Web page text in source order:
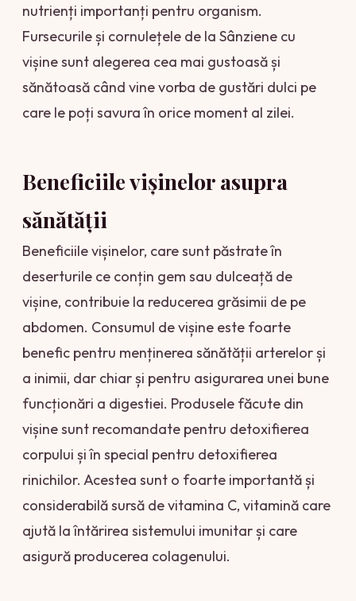
nutrienți importanți pentru organism.
Fursecurile și cornulețele de la Sânziene cu
vișine sunt alegerea cea mai gustoasă și
sănătoasă când vine vorba de gustări dulci pe
care le poți savura în orice moment al zilei.
Beneficiile vișinelor asupra
sănătății
Beneficiile vișinelor, care sunt păstrate în
deserturile ce conțin gem sau dulceață de
vișine, contribuie la reducerea grăsimii de pe
abdomen. Consumul de vișine este foarte
benefic pentru menținerea sănătății arterelor și
a inimii, dar chiar și pentru asigurarea unei bune
funcționări a digestiei. Produsele făcute din
vișine sunt recomandate pentru detoxifierea
corpului și în special pentru detoxifierea
rinichilor. Acestea sunt o foarte importantă și
considerabilă sursă de vitamina C, vitamină care
ajută la întărirea sistemului imunitar și care
asigură producerea colagenului.